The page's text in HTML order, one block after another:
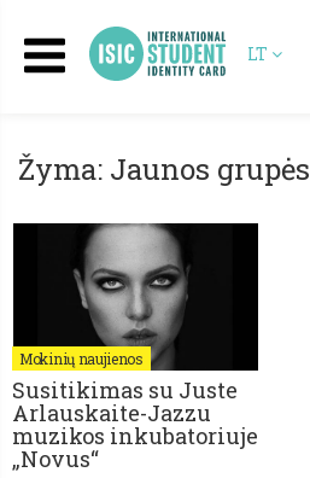
LT
Žyma: Jaunos grupės
Mokinių naujienos
Susitikimas su Juste
Arlauskaite-Jazzu
muzikos inkubatoriuje
„Novus“